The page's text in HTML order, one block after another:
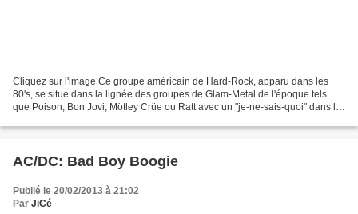
Cliquez sur l'image Ce groupe américain de Hard-Rock, apparu dans les
80's, se situe dans la lignée des groupes de Glam-Metal de l'époque tels
que Poison, Bon Jovi, Mötley Crüe ou Ratt avec un "je-ne-sais-quoi" dans le
AC/DC: Bad Boy Boogie
Publié le 20/02/2013 à 21:02
Par JiCé